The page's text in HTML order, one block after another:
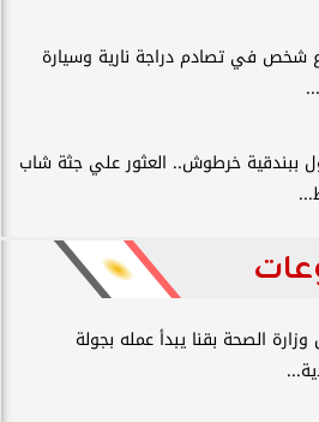
شخص في تصادم دراجة نارية وسيارة
ببندقية خرطوش.. العثور علي جثة شاب
الصحة بقنا يبدأ عمله بجولة